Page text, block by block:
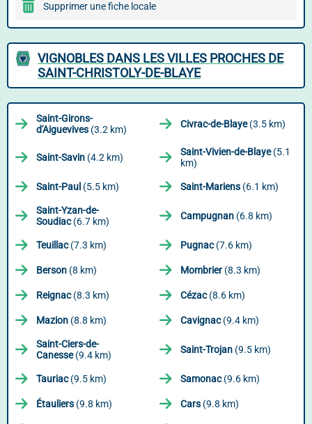
Supprimer une fiche locale
VIGNOBLES DANS LES VILLES PROCHES DE
SAINT-CHRISTOLY-DE-BLAYE
Saint-Girons-
d'Aiguevives (3.2 km) Civrac-de-Blaye(3.5 km)
Saint-Savin (4.2 km) Saint-Vivien-de-Blaye(5.1
km)
Saint-Paul (5.5 km) Saint-Mariens (6.1 km)
Saint-Yzan-de-
Soudiac(6.7 km) Campugnan (6.8 km)
Teuillac(7.3 km) Pugnac(7.6 km)
Berson (8 km) Mombrier(8.3 km)
Reignac(8.3 km) Cézac(8.6 km)
Mazion (8.8 km) Cavignac(9.4 km)
Saint-Ciers-de-
Canesse(9.4 km) Saint-Trojan (9.5 km)
Tauriac(9.5 km) Samonac(9.6 km)
Étauliers (9.8 km) Cars (9.8 km)